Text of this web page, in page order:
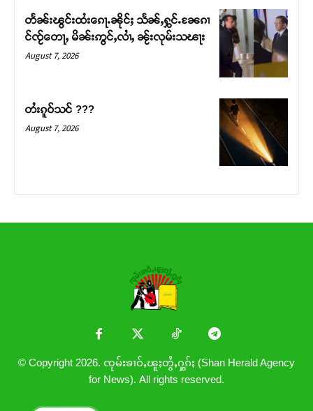
တႃႇႁႂ်ႈသဵင်ၵၢင်ၸႂ်ၵူၼ်းမိူင်း ၵူႈတီႈၵူႈလႅၼ်ပေႃးတေၸွ
တ်ႇ တူဝ်ႈလုမ်ႈၾႃႉၼၼ်ႉ ၶဝ်ႈႁူမ်ႈၵမ်ႉထႅမ် ၸုမ်းၶၢ
ဝ်ႇၽူႈတွႆႇႁွၵ်ႈ လႆႈယူႇၶႃႈဢေႃႈ။
တႅၼ်းၽွင်းထႆးၵေႃႉၼိုင်ႈ သႅၼ်ႇႁွင်ႉၼႄၵၢ
င်ၸႂ်တေႃႇ မိၼ်းဢွင်ႇလၢႆႇ ၼႂ်းလုမ်းသၽႃး
August 7, 2026
တႆးၵူဝ်သင် ???
August 7, 2026
© Copyright 2026. ၸုမ်းၶၢဝ်ႇၽူႈတွႆႇႁွၵ်ႈ (Shan Herald Agency
for News). All rights reserved.